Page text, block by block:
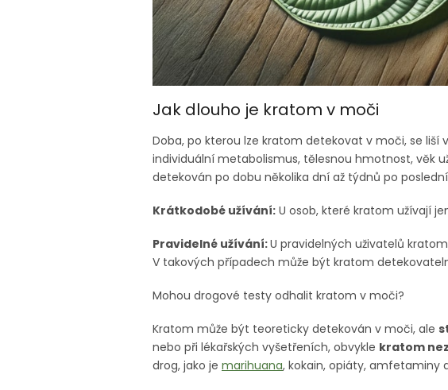
Jak dlouho je kratom v moči
Doba, po kterou lze kratom detekovat v moči, se
individuální metabolismus, tělesnou hmotnost, věk
detekován po dobu několika dní až týdnů po
Krátkodobé užívání: U osob, které kratom užívají
Pravidelné užívání:U pravidelných uživatelů
V takových případech může být kratom
Mohou drogové testy odhalit kratom v moči?
Kratom může být teoreticky detekován v moči, ale
nebo při lékařských vyšetřeních, obvykle kratom
drog, jako je marihuana, kokain, opiáty, amfetaminy a